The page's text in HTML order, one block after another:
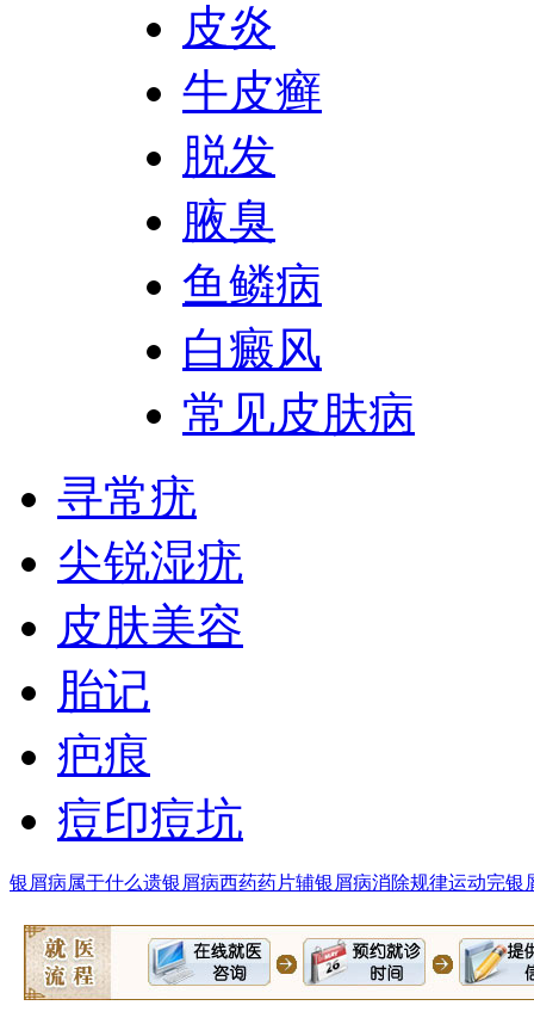
皮炎
牛皮癣
脱发
腋臭
鱼鳞病
白癜风
常见皮肤病
寻常疣
尖锐湿疣
皮肤美容
胎记
疤痕
痘印痘坑
银屑病属于什么遗银屑病西药药片辅银屑病消除规律运动完银